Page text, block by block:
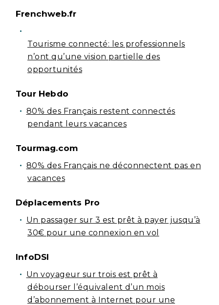
Frenchweb.fr
Tourisme connecté: les professionnels
n’ont qu’une vision partielle des
opportunités
Tour Hebdo
80% des Français restent connectés
pendant leurs vacances
Tourmag.com
80% des Français ne déconnectent pas en
vacances
Déplacements Pro
Un passager sur 3 est prêt à payer jusqu’à
30€ pour une connexion en vol
InfoDSI
Un voyageur sur trois est prêt à
débourser l’équivalent d’un mois
d’abonnement à Internet pour une